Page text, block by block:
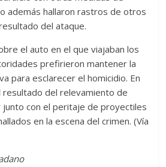
además hallaron rastros de otros
del ataque.
el auto en el que viajaban los
prefirieron mantener la
para esclarecer el homicidio. En
del relevamiento de
junto con el peritaje de proyectiles
en la escena del crimen. (Vía